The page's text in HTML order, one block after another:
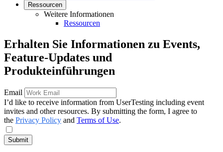
Ressourcen
Weitere Informationen
Ressourcen
Erhalten Sie Informationen zu Events,
Feature-Updates und
Produkteinführungen
Email
I’d like to receive information from UserTesting including event
invites and other resources. By submitting the form, I agree to
the Privacy Policy and Terms of Use.
Submit